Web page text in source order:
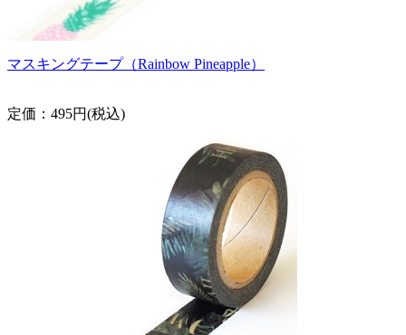
マスキングテープ（Rainbow Pineapple）
定価：495円(税込)